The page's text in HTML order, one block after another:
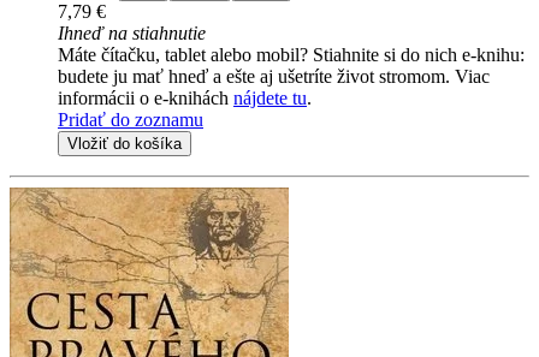
7,79 €
Ihneď na stiahnutie
Máte čítačku, tablet alebo mobil? Stiahnite si do nich e-knihu:
budete ju mať hneď a ešte aj ušetríte život stromom. Viac
informácii o e-knihách nájdete tu.
Pridať do zoznamu
Vložiť do košíka